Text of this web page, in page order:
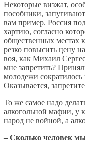
Некоторые визжат,
пособники,
вам пример. Россия
хартию, согласно
общественных местах
резко повысить цену
воя, как Михаил
мне запретить?
молодежи сократилось
Оказывается,
То же самое надо
алкогольной мафии, у
народ не войной, а
– Сколько человек